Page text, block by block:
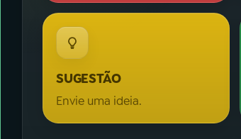
SUGESTÃO
Envie uma ideia.